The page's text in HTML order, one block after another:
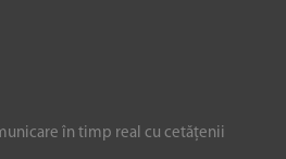
în timp real cu cetățenii